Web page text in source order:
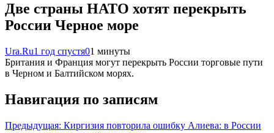
Две страны НАТО хотят перекрыть
России Черное море
Ura.Ru1 год спустя01 минуты
Британия и Франция могут перекрыть России торговые пути
в Черном и Балтийском морях.
Навигация по записям
Предыдущая: Киргизия повторила ошибку Алиева: в России